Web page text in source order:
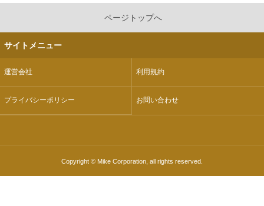
ページトップへ
サイトメニュー
運営会社 利用規約
プライバシーポリシー お問い合わせ
Copyright © Mike Corporation, all rights reserved.